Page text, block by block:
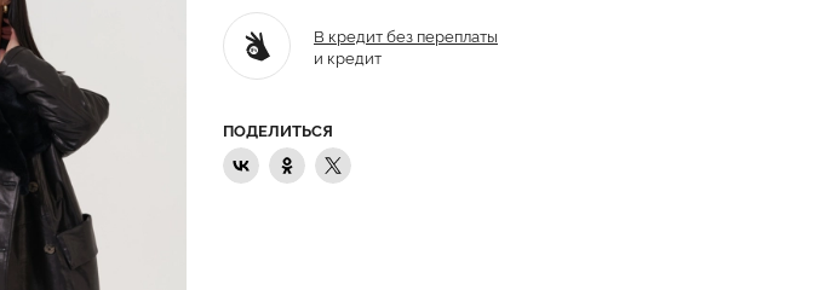
В кредит без переплаты
и кредит
ПОДЕЛИТЬСЯ